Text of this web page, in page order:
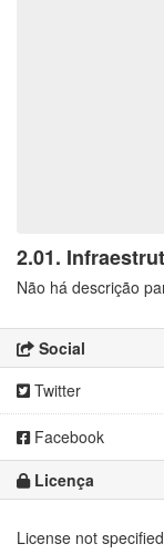
2.01.
Não há descrição
Social
Twitter
Facebook
Licença
License not specified